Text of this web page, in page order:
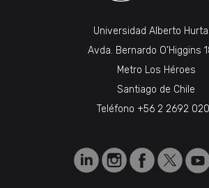
Universidad Alberto
Avda. Bernardo O’Higgins
Metro Los Héroes
Santiago de Chile
Teléfono +56 2 2692